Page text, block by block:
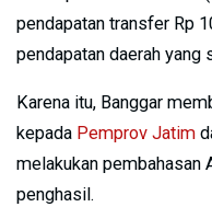
pendapatan transfer Rp
pendapatan daerah yang
Karena itu, Banggar
kepada Pemprov Jatim
melakukan pembahasan
penghasil.